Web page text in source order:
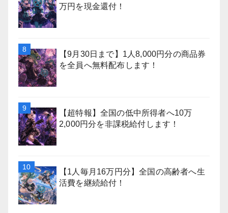
万円を現金還付！
【9月30日まで】1人8,000円分の商品券
を全員へ無料配布します！
【超特報】全国の低中所得者へ10万
2,000円分を非課税給付します！
【1人毎月16万円分】全国の高齢者へ生
活費を継続給付！